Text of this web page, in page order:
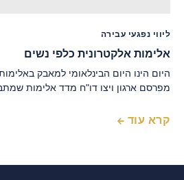
ליווי נפגעי עבירה
אלימות אלקטרונית כלפי נשים
היום הינו היום הבינלאומי למאבק
מפרסם ארגון ויצו דו"ח מדד אלימות
קרא עוד